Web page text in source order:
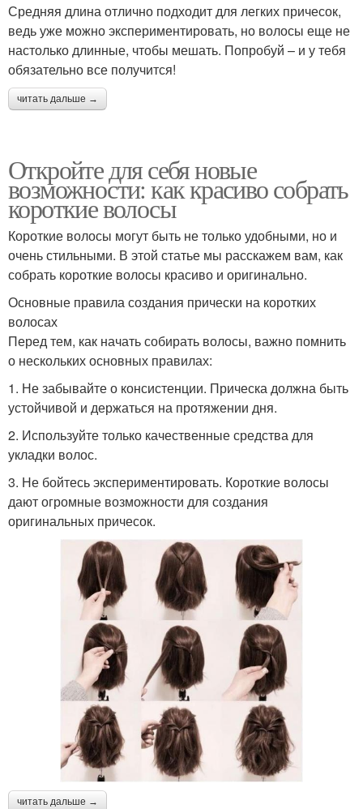
Средняя длина отлично подходит для легких причесок,
ведь уже можно экспериментировать, но волосы еще не
настолько длинные, чтобы мешать. Попробуй – и у тебя
обязательно все получится!
читать дальше →
Откройте для себя новые
возможности: как красиво собрать
короткие волосы
Короткие волосы могут быть не только удобными, но и
очень стильными. В этой статье мы расскажем вам, как
собрать короткие волосы красиво и оригинально.
Основные правила создания прически на коротких
волосах
Перед тем, как начать собирать волосы, важно помнить
о нескольких основных правилах:
1. Не забывайте о консистенции. Прическа должна быть
устойчивой и держаться на протяжении дня.
2. Используйте только качественные средства для
укладки волос.
3. Не бойтесь экспериментировать. Короткие волосы
дают огромные возможности для создания
оригинальных причесок.
читать дальше →